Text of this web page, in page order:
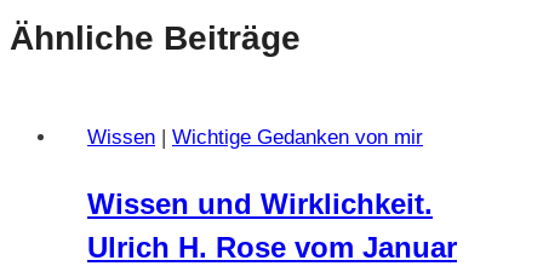
Ähnliche Beiträge
Wissen Wichtige Gedanken von mir
Wissen und Wirklichkeit.
Ulrich H. Rose vom Januar